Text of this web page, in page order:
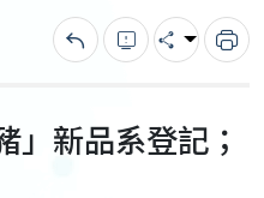
回上一頁錯誤回報
分享 列
」新品系登記；